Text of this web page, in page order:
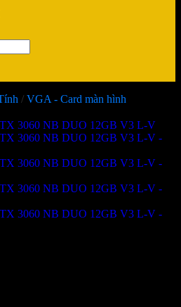
/ VGA - Card màn hình